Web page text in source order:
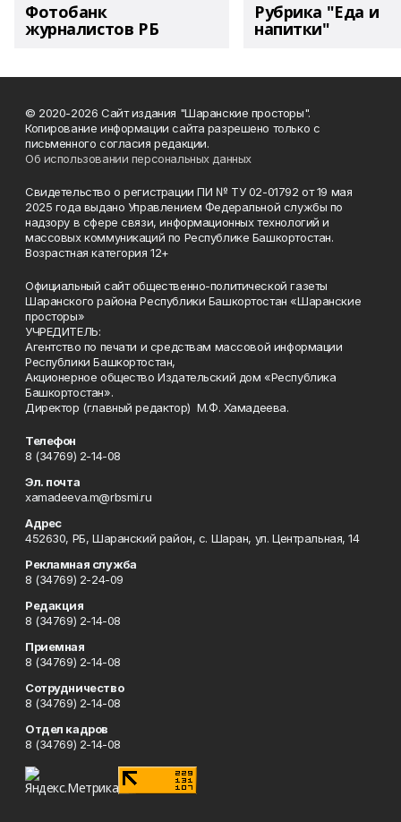
Фотобанк
журналистов РБ
Рубрика "Еда и
напитки"
© 2020-2026 Сайт издания "Шаранские просторы".
Копирование информации сайта разрешено только с
письменного согласия редакции.
Об использовании персональных данных
Свидетельство о регистрации ПИ № ТУ 02-01792 от 19 мая
2025 года выдано Управлением Федеральной службы по
надзору в сфере связи, информационных технологий и
массовых коммуникаций по Республике Башкортостан.
Возрастная категория 12+
Официальный сайт общественно-политической газеты
Шаранского района Республики Башкортостан «Шаранские
просторы»
УЧРЕДИТЕЛЬ:
Агентство по печати и средствам массовой информации
Республики Башкортостан,
Акционерное общество Издательский дом «Республика
Башкортостан».
Директор (главный редактор) М.Ф. Хамадеева.
Телефон
8 (34769) 2-14-08
Эл. почта
xamadeeva.m@rbsmi.ru
Адрес
452630, РБ, Шаранский район, с. Шаран, ул. Центральная, 14
Рекламная служба
8 (34769) 2-24-09
Редакция
8 (34769) 2-14-08
Приемная
8 (34769) 2-14-08
Сотрудничество
8 (34769) 2-14-08
Отдел кадров
8 (34769) 2-14-08